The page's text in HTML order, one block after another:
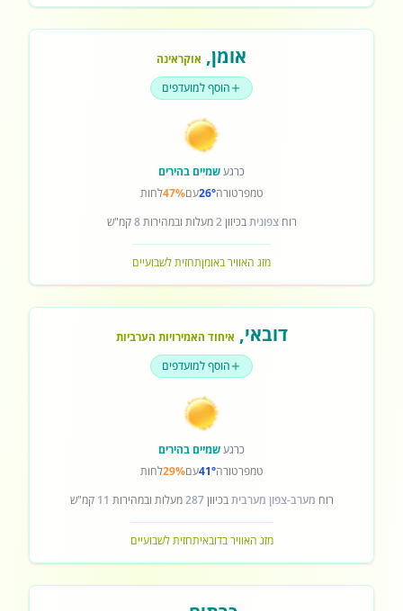
אומן, אוקראינה
הוסף למועדפים
כרגעשמיים בהירים
טמפרטורה26°עם47%לחות
רוחצפוניתבכיוון2מעלות ובמהירות8קמ"ש
מזג האוויר באומןתחזית לשבועיים
דובאי, איחוד האמירויות הערביות
הוסף למועדפים
כרגעשמיים בהירים
טמפרטורה41°עם29%לחות
רוח מערב-צפון מערביתבכיוון287מעלות ובמהירות 11 קמ"ש
מזג האוויר בדובאיתחזית לשבועיים